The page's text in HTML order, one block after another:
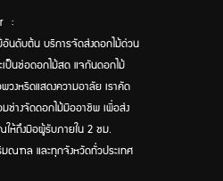
:
นดับต้น บริการจัดส่งดอกไม้ด่วน
ป็นช่อดอกไม้สด แจกันดอกไม้
วงหรีดแสดงความอาลัย เราคัด
ช่างจัดดอกไม้มืออาชีพ เพื่อส่ง
ห้ถึงมือผู้รับภายใน 2 ชม.
ณฑล และทุกจังหวัดทั่วประเทศ